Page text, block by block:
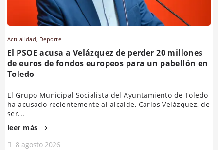
Actualidad, Deporte
El PSOE acusa a Velázquez de perder 20 millones
de euros de fondos europeos para un pabellón en
Toledo
El Grupo Municipal Socialista del Ayuntamiento de Toledo
ha acusado recientemente al alcalde, Carlos Velázquez, de
ser...
leer más
8 agosto 2026